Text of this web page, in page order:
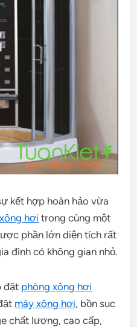
kết hợp hoàn hảo vừa
xông hơi trong cùng một
phần lớn diện tích rất
đình có không gian nhỏ.
đặt phòng xông hơi
máy xông hơi, bồn sục
chất lượng, cao cấp,